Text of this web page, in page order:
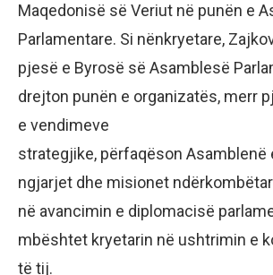
Maqedonisë së Veriut në punën e
Parlamentare. Si nënkryetare,
pjesë e Byrosë së Asamblesë
drejton punën e organizatës, merr
e vendimeve
strategjike, përfaqëson Asamblenë
ngjarjet dhe misionet
në avancimin e diplomacisë
mbështet kryetarin në ushtrimin e
të tij.